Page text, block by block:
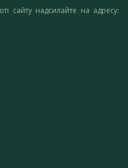
сайту надсилайте на адресу: